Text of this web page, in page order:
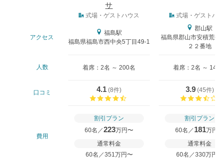
サ
式場・ゲストハウス 式場・ゲストハ
アクセス
福島駅
福島県福島市西中央5丁目49-1
郡山駅
福島県郡山市安積荒井
２２番地
人数 着席：2名 ～ 200名 着席：2名 ～ 142
口コミ 4.1 (8件)
3.9(45件)
費用
割引プラン
60名／223万円〜
通常料金
60名／351万円〜
割引プラン
60名／ 181万円
通常料金
60名／330万円〜